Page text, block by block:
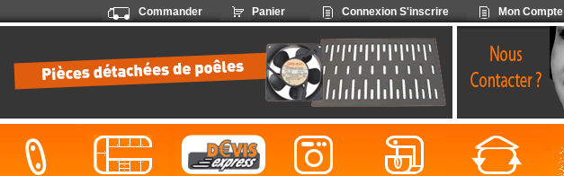
Mon Compte
Connexion S'inscrire
Panier
Commander